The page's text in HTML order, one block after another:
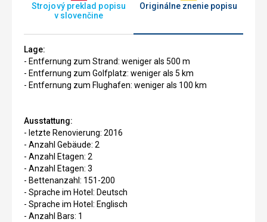
Strojový preklad popisu
v slovenčine
Originálne znenie popisu
Lage:
- Entfernung zum Strand: weniger als 500 m
- Entfernung zum Golfplatz: weniger als 5 km
- Entfernung zum Flughafen: weniger als 100 km
Ausstattung:
- letzte Renovierung: 2016
- Anzahl Gebäude: 2
- Anzahl Etagen: 2
- Anzahl Etagen: 3
- Bettenanzahl: 151-200
- Sprache im Hotel: Deutsch
- Sprache im Hotel: Englisch
- Anzahl Bars: 1